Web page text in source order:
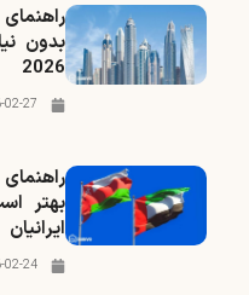
بدون
2026
02-27
بهتر
ایرانیان
02-24